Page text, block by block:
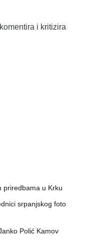
i kritizira
priredbama u Krku
srpanjskog foto
Polić Kamov